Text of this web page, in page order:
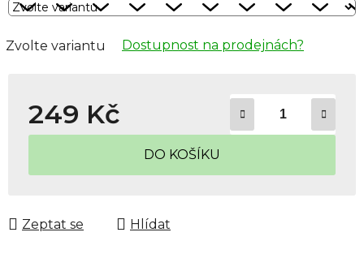
Zvolte variantu Dostupnost na prodejnách?
249 Kč
Měrná cena:
DO KOŠÍKU
Zeptat se Hlídat